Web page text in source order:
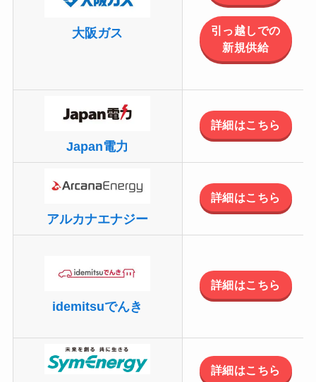
大阪ガス
引っ越しでの
新規供給
Japan電力
詳細はこちら
アルカナエナジー
詳細はこちら
idemitsuでんき
詳細はこちら
詳細はこちら